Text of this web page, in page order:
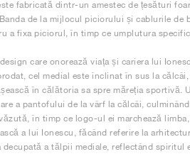
fabricată dintr-un amestec de țesături
de la mijlocul piciorului și cablurile
a fixa piciorul, în timp ce umplutura
care onorează viața și cariera lui
cel medial este înclinat în sus la
în călătoria sa spre măreția
a pantofului de la vârf la călcâi,
în timp ce logo-ul ei marchează
a lui Ionescu, făcând referire la
decupată a tălpii mediale, reflectând